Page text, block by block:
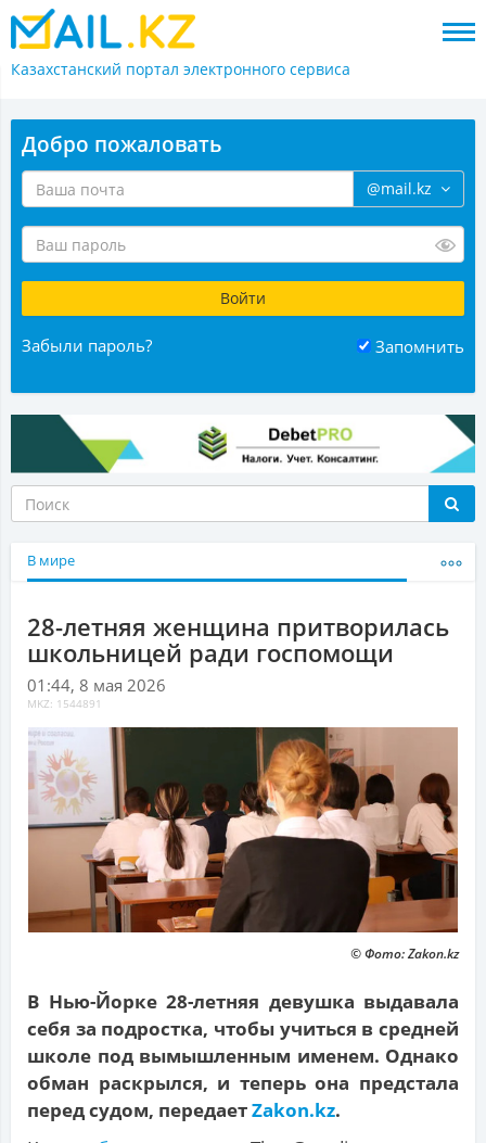
Казахстанский портал электронного сервиса
Добро пожаловать
@mail.kz
Забыли пароль? Запомнить
В мире
28-летняя женщина притворилась
школьницей ради госпомощи
01:44, 8 мая 2026
MKZ: 1544891
© Фото: Zakon.kz
В Нью-Йорке 28-летняя девушка выдавала
себя за подростка, чтобы учиться в средней
школе под вымышленным именем. Однако
обман раскрылся, и теперь она предстала
перед судом, передаетZakon.kz.